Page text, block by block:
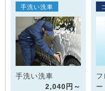
手洗い洗車
手洗い洗車
2,040円～
ー